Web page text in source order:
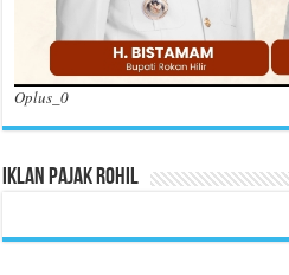
Oplus_0
Iklan Pajak Rohil